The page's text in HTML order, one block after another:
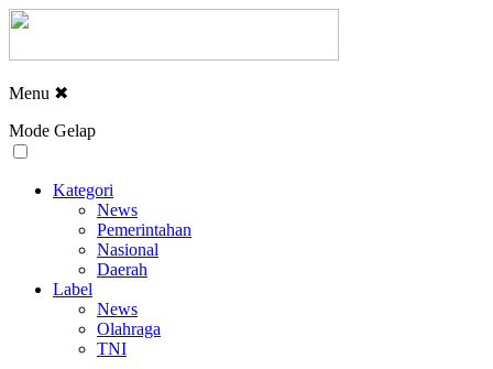
Menu ✖
Mode Gelap
Kategori
News
Pemerintahan
Nasional
Daerah
Label
News
Olahraga
TNI